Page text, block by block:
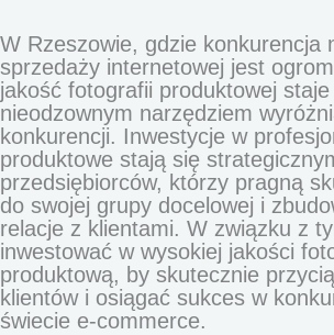
W Rzeszowie, gdzie konkurencja
sprzedaży internetowej jest
jakość fotografii produktowej
nieodzownym narzędziem
konkurencji. Inwestycje w
produktowe stają się
przedsiębiorców, którzy pragną
do swojej grupy docelowej i
relacje z klientami. W związku z
inwestować w wysokiej jakości
produktową, by skutecznie
klientów i osiągać sukces w
świecie e-commerce.